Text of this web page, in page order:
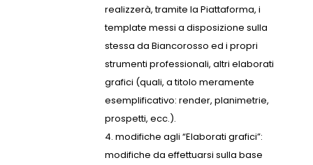
realizzerà, tramite la Piattaforma, i
template messi a disposizione sulla
stessa da Biancorosso ed i propri
strumenti professionali, altri elaborati
grafici (quali, a titolo meramente
esemplificativo: render, planimetrie,
prospetti, ecc.).
modifiche agli “Elaborati grafici”:
modifiche da effettuarsi sulla base